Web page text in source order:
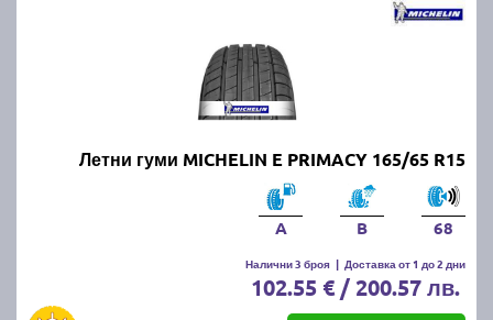
Летни гуми MICHELIN E PRIMACY 165/65 R15
A B 68
Налични 3 броя | Доставка от 1 до 2 дни
102.55 € / 200.57 лв.